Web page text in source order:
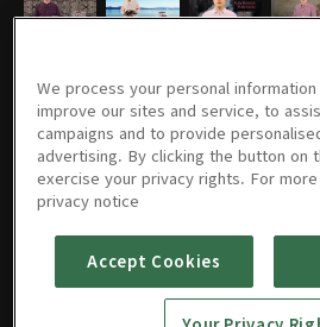
27회
02/23/2016 • 6분
28회 29회 30회
We process your personal
improve our sites and service, to
campaigns and to provide
advertising. By clicking the button on
exercise your privacy rights. For
privacy notice
Accept Cookies